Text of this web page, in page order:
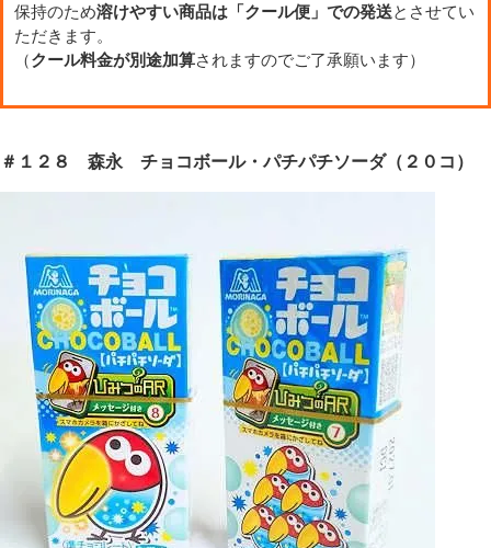
保持のため溶けやすい商品は「クール便」での発送とさせてい
ただきます。
（クール料金が別途加算されますのでご了承願います）
＃１２８ 森永 チョコボール・パチパチソーダ（２０コ）